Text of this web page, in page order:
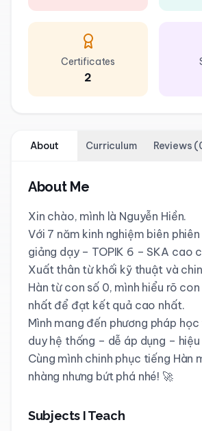
Certificates
2
About Curriculum Reviews (
About Me
Xin chào, mình là Nguyễn Hiền.
Với 7 năm kinh nghiệm biên
giảng dạy – TOPIK 6 – SKA cao
Xuất thân từ khối kỹ thuật và
Hàn từ con số 0, mình hiểu rõ
nhất để đạt kết quả cao nhất.
Mình mang đến phương pháp
duy hệ thống – dễ áp dụng – hiệu
Cùng mình chinh phục tiếng Hàn
nhàng nhưng bứt phá nhé! 🚀
Subjects I Teach